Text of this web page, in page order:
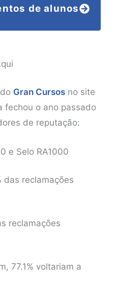
de alunos
Gran Cursos no site
fechou o ano passado
de reputação:
e Selo RA1000
das reclamações
reclamações
77.1% voltariam a